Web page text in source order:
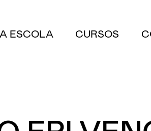
A ESCOLA CURSOS